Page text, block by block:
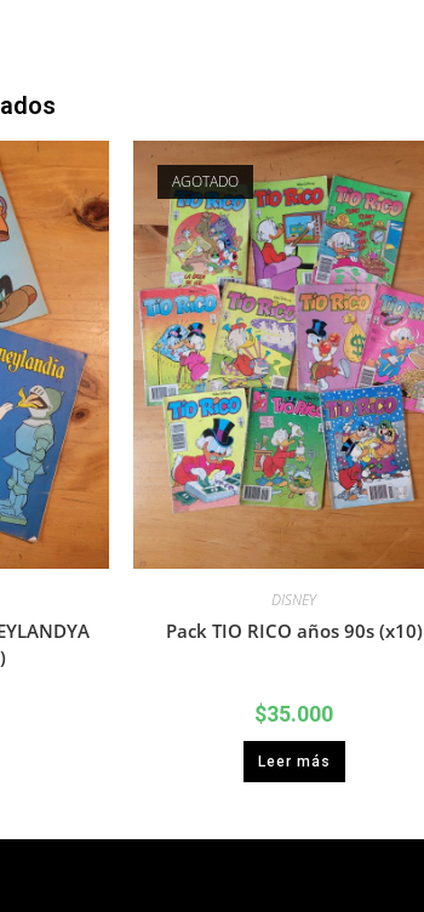
AGOTADO
DISNEY
Pack TIO RICO años 90s (x10)
$35.000
Leer más